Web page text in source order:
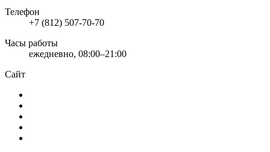
Телефон
+7 (812) 507-70-70
Часы работы
ежедневно, 08:00–21:00
Сайт